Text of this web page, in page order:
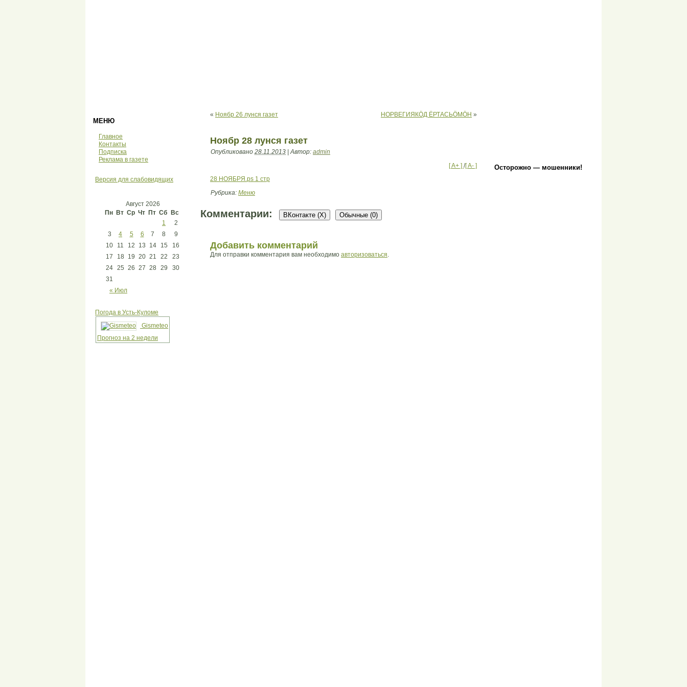
МЕНЮ
Главное
Контакты
Подписка
Реклама в газете
Версия для слабовидящих
Август 2026
Пн Вт Ср Чт Пт Сб Вс
« Июл
1
2
3
4 5 6 7 8
9
10
11 12 13 14 15
16
17
18 19 20 21 22
23
24 25 26 27 28 29
30
31
Погода в Усть-Куломе
Gismeteo
Прогноз на 2 недели
« Ноябр 26 лунся газет НОРВЕГИЯКÖД ЁРТАСЬÖМÖН »
Ноябр 28 лунся газет
Опубликовано 28.11.2013 |Автор: admin
[ A+ ] /[ A- ]
28 НОЯБРЯ.ps 1 стр
Рубрика: Меню
Комментарии: ВКонтакте (X) Обычные (0)
Добавить комментарий
Для отправки комментария вам необходимо авторизоваться.
Осторожно — мошенники!